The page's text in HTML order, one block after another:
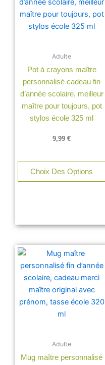
Adulte
Pot à crayons maître
personnalisé cadeau fin
d’année scolaire, meilleur
maître pour toujours, pot
stylos école 325 ml
9,99 €
Choix Des Options
Adulte
Mug maître personnalisé